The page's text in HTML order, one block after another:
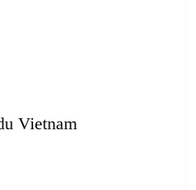
Vietnam